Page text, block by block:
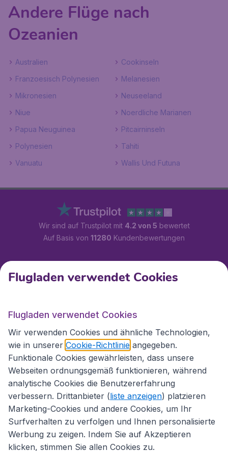
Andere Flüge nach
Ozeanien
Australien
Cookinseln
Franzoesisch Polynesien
Melanesien
Mikronesien
Neuseeland
Niue
Noerdliche Marianen
Papua Neuguinea
Pitcairninseln
Polynesien
Tahiti
Vanuatu
Wallis Und Futuna
Wir sind auf Trustpilot mit 4.2 von 5 bewertet
Auf Basis von 11280 Kundenbewertungen
Kundenservice
Flugladen.at
Internationale Webseiten
Flugladen verwendet Cookies
Flugladen verwendet Cookies
Wir verwenden Cookies und ähnliche Technologien,
wie in unserer Cookie-Richtlinie angegeben.
Funktionale Cookies gewährleisten, dass unsere
Webseiten ordnungsgemäß funktionieren, während
analytische Cookies die Benutzererfahrung
verbessern. Drittanbieter (liste anzeigen) platzieren
Marketing-Cookies und andere Cookies, um Ihr
Surfverhalten zu verfolgen und Ihnen personalisierte
Werbung zu zeigen. Indem Sie auf Akzeptieren
klicken, stimmen Sie allen Cookies zu.